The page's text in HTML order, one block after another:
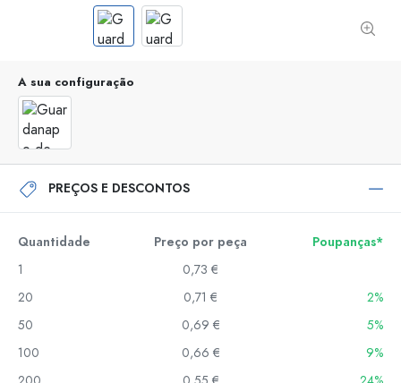
A sua configuração
PREÇOS E DESCONTOS
Quantidade Preço por peça
Poupanças*
1
0,73 €
20
0,71 €
2%
50
0,69 €
5%
100
0,66 €
9%